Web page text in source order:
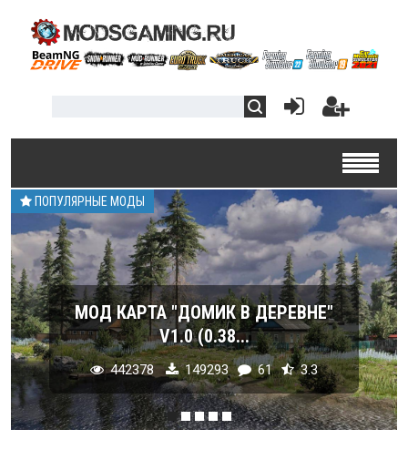
ПОПУЛЯРНЫЕ МОДЫ
МОД КАРТА "ДОМИК В ДЕРЕВНЕ"
V1.0 (0.38...
442378 149293 61 3.3